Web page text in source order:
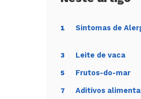
1 Sintomas de
3 Leite de vaca
5 Frutos-do-mar
7 Aditivos